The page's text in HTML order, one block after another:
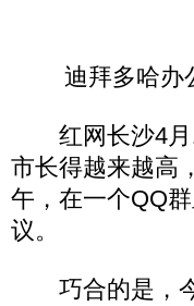
迪拜多哈办
红网长沙4月
市长得越来越高
午，在一个QQ
议。
巧合的是，今